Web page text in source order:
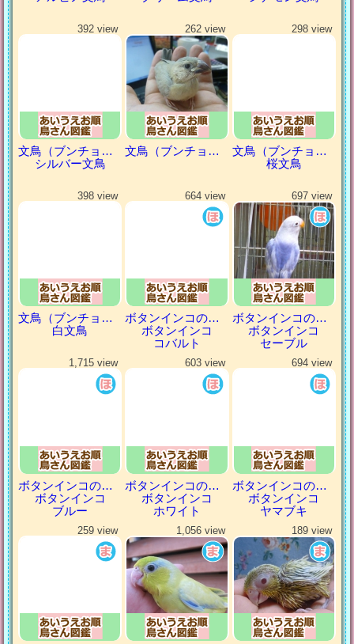
392 view
文鳥（ブンチョウ）
シルバー文鳥
262 view
文鳥（ブンチョウ）
298 view
文鳥（ブンチョウ）
桜文鳥
398 view
文鳥（ブンチョウ）
白文鳥
664 view
ボタンインコの仲間
ボタンインコ
コバルト
697 view
ボタンインコの仲間
ボタンインコ
セーブル
1,715 view
ボタンインコの仲間
ボタンインコ
ブルー
603 view
ボタンインコの仲間
ボタンインコ
ホワイト
694 view
ボタンインコの仲間
ボタンインコ
ヤマブキ
259 view 1,056 view 189 view